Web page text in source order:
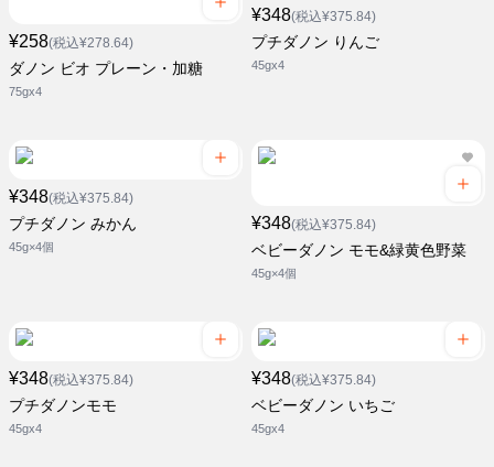
¥258(税込¥278.64)
ダノン ビオ プレーン・加糖
75gx4
¥348(税込¥375.84)
プチダノン りんご
45gx4
¥348(税込¥375.84)
プチダノン みかん
45g×4個
¥348(税込¥375.84)
ベビーダノン モモ&緑黄色野菜
45g×4個
¥348(税込¥375.84)
プチダノンモモ
45gx4
¥348(税込¥375.84)
ベビーダノン いちご
45gx4